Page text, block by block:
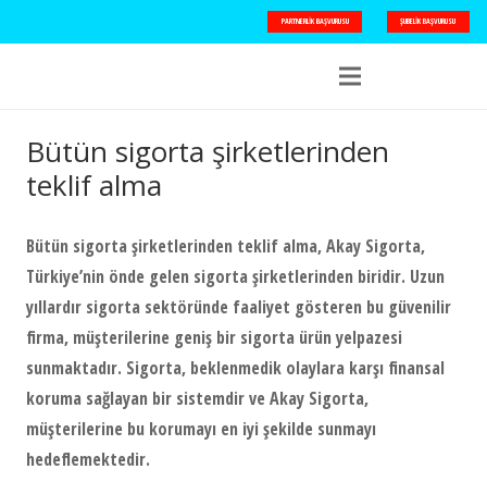
PARTNERLIK BAŞVURUSU ŞUBELIK BAŞVURUSU
Bütün sigorta şirketlerinden
teklif alma
Bütün sigorta şirketlerinden teklif alma, Akay Sigorta,
Türkiye’nin önde gelen sigorta şirketlerinden biridir. Uzun
yıllardır sigorta sektöründe faaliyet gösteren bu güvenilir
firma, müşterilerine geniş bir sigorta ürün yelpazesi
sunmaktadır. Sigorta, beklenmedik olaylara karşı finansal
koruma sağlayan bir sistemdir ve Akay Sigorta,
müşterilerine bu korumayı en iyi şekilde sunmayı
hedeflemektedir.